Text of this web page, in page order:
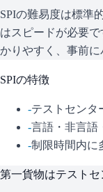
SPIの難易度は標準
はスピードが必要
かりやすく、事前に
SPIの特徴
-テストセンタ
-言語・非言語
-制限時間内に
第一貨物はテスト